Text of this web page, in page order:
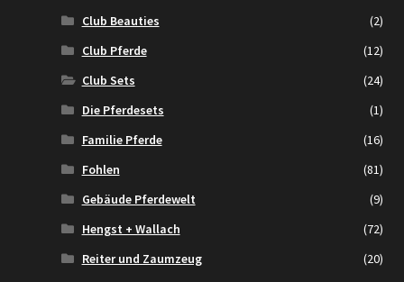
Club Beauties
(2)
Club Pferde
(12)
Club Sets
(24)
Die Pferdesets
(1)
Familie Pferde
(16)
Fohlen
(81)
Gebäude Pferdewelt
(9)
Hengst + Wallach
(72)
Reiter und Zaumzeug
(20)